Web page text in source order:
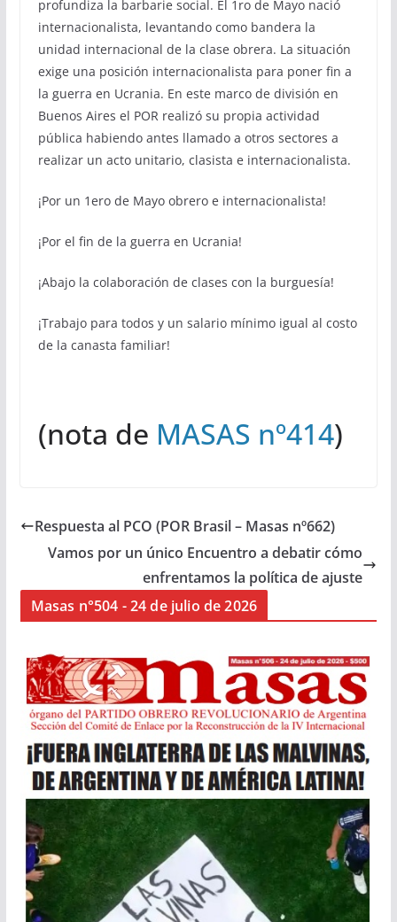
profundiza la barbarie social. El 1ro de Mayo nació
internacionalista, levantando como bandera la
unidad internacional de la clase obrera. La situación
exige una posición internacionalista para poner fin a
la guerra en Ucrania. En este marco de división en
Buenos Aires el POR realizó su propia actividad
pública habiendo antes llamado a otros sectores a
realizar un acto unitario, clasista e internacionalista.
¡Por un 1ero de Mayo obrero e internacionalista!
¡Por el fin de la guerra en Ucrania!
¡Abajo la colaboración de clases con la burguesía!
¡Trabajo para todos y un salario mínimo igual al costo
de la canasta familiar!
(nota de MASAS nº414)
Respuesta al PCO (POR Brasil – Masas nº662)
Vamos por un único Encuentro a debatir cómo
enfrentamos la política de ajuste
Masas n°504 - 24 de julio de 2026